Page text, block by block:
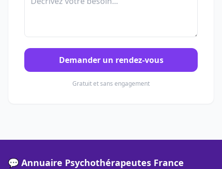
Demander un rendez-vous
Gratuit et sans engagement
💬 Annuaire Psychothérapeutes France